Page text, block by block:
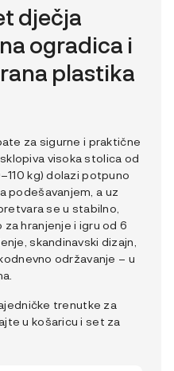
dječja
ogradica i
plastika
za sigurne i praktične
visoka stolica od
kg) dolazi potpuno
podešavanjem, a uz
se u stabilno,
hranjenje i igru od 6
skandinavski dizajn,
održavanje – u
trenutke za
u košaricu i set za